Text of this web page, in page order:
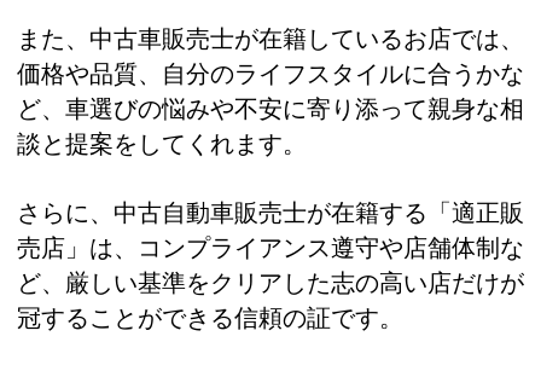
また、中古車販売士が在籍しているお店では、
価格や品質、自分のライフスタイルに合うかな
ど、車選びの悩みや不安に寄り添って親身な相
談と提案をしてくれます。
さらに、中古自動車販売士が在籍する「適正販
売店」は、コンプライアンス遵守や店舗体制な
ど、厳しい基準をクリアした志の高い店だけが
冠することができる信頼の証です。